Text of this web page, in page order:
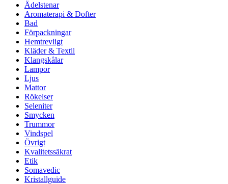
Ädelstenar
Aromaterapi & Dofter
Bad
Förpackningar
Hemtrevligt
Kläder & Textil
Klangskålar
Lampor
Ljus
Mattor
Rökelser
Seleniter
Smycken
Trummor
Vindspel
Övrigt
Kvalitetssäkrat
Etik
Somavedic
Kristallguide